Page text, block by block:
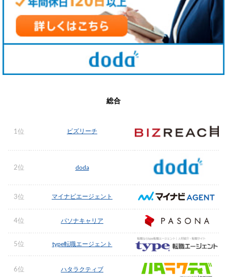
総合
1位 ビズリーチ
2位 doda
3位 マイナビエージェント
4位 パソナキャリア
5位 type転職エージェント
6位 ハタラクティブ